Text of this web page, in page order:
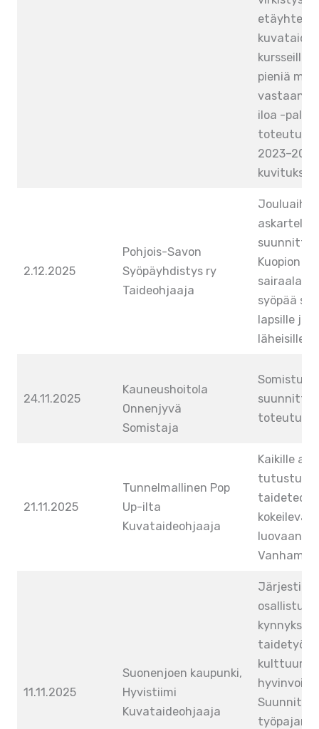
kursseilla.
pieniä
vastaan
iloa -
kuvituksia.
2.12.2025
Pohjois-Savon
Syöpäyhdistys ry
Taideohjaaja
Kuopion
sairaalan
syöpää
lapsille ja
24.11.2025
Kauneushoitola
Onnenjyvä
Somistaja
toteutus,
21.11.2025
Tunnelmallinen Pop
Up-ilta
Kuvataideohjaaja
Kaikille
luovaan
11.11.2025
Suonenjoen kaupunki,
Hyvistiimi
Kuvataideohjaaja
Järjestin
kynnyksen
työpajan,